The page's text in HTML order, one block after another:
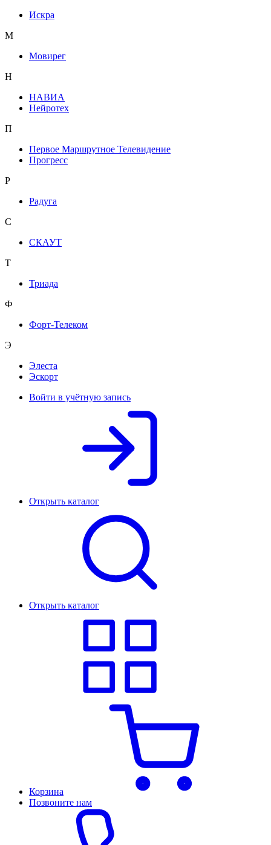
Искра
М
Мовирег
Н
НАВИА
Нейротех
П
Первое Маршрутное Телевидение
Прогресс
Р
Радуга
С
СКАУТ
Т
Триада
Ф
Форт-Телеком
Э
Элеста
Эскорт
Войти в учётную запись
Открыть каталог
Открыть каталог
Корзина
Позвоните нам